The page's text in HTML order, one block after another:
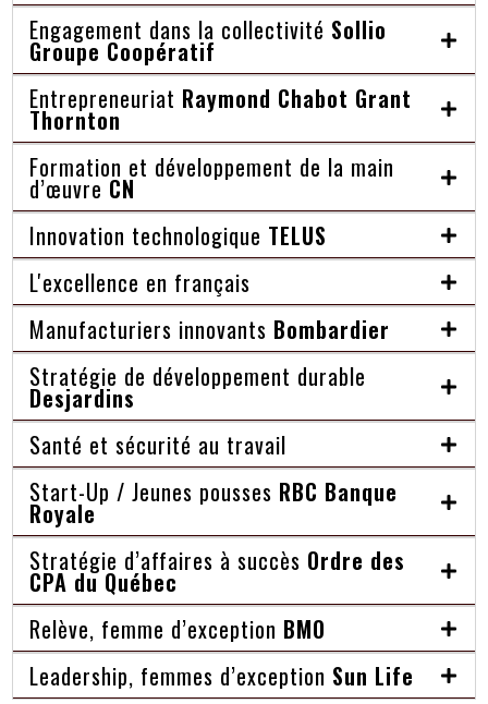
Engagement dans la collectivité Sollio
Groupe Coopératif
Entrepreneuriat Raymond Chabot Grant
Thornton
Formation et développement de la main
d’œuvre CN
Innovation technologique TELUS
L'excellence en français
Manufacturiers innovants Bombardier
Stratégie de développement durable
Desjardins
Santé et sécurité au travail
Start-Up / Jeunes pousses RBC Banque
Royale
Stratégie d’affaires à succès Ordre des
CPA du Québec
Relève, femme d’exception BMO
Leadership, femmes d’exception Sun Life